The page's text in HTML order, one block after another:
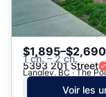
$1,895–$2,690
1 ch. – 2 ch.
5393 201 Street
Langley, BC · The
Voir les